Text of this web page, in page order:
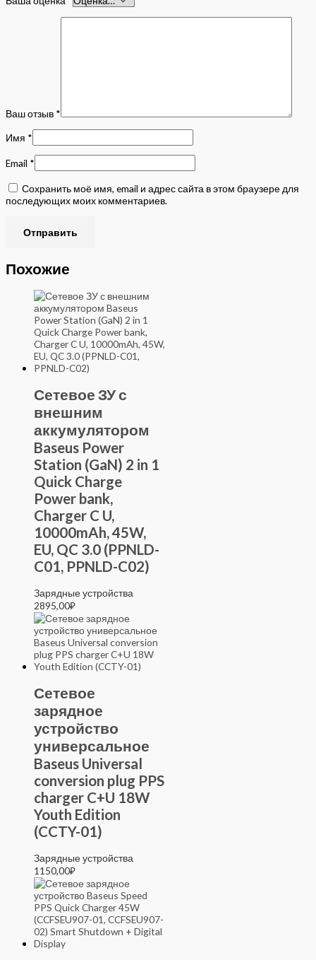
Ваш отзыв *
Имя *
Email *
Сохранить моё имя, email и адрес сайта в этом браузере для
последующих моих комментариев.
Похожие
Сетевое ЗУ с
внешним
аккумулятором
Baseus Power
Station (GaN) 2 in 1
Quick Charge
Power bank,
Charger C U,
10000mAh, 45W,
EU, QC 3.0 (PPNLD-
C01, PPNLD-C02)
Зарядные устройства
2895,00₽
Сетевое
зарядное
устройство
универсальное
Baseus Universal
conversion plug PPS
charger C+U 18W
Youth Edition
(CCTY-01)
Зарядные устройства
1150,00₽